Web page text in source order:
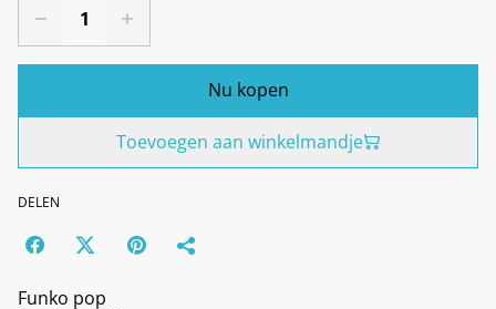
Nu kopen
Toevoegen aan winkelmandje
DELEN
Funko pop